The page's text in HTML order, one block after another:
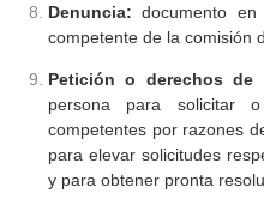
Denuncia: documento
competente de la comisión
Petición o derechos de
persona para solicitar
competentes por razones
para elevar solicitudes
y para obtener pronta